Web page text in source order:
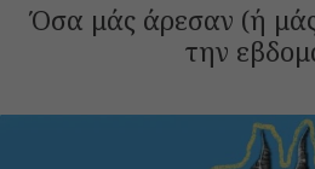
Όσα μάς άρεσαν (ή
την